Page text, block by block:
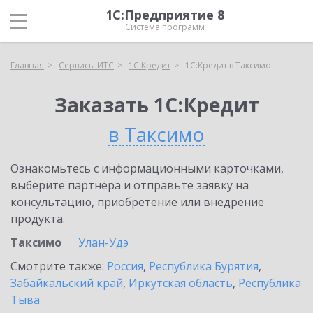
1С:Предприятие 8
Система программ
Главная Сервисы ИТС 1С:Кредит 1С:Кредит в Таксимо
Заказать 1С:Кредит
в Таксимо
Ознакомьтесь с информационными карточками,
выберите партнёра и отправьте заявку на
консультацию, приобретение или внедрение
продукта.
Таксимо
Улан-Удэ
Смотрите также: Россия, Республика Бурятия,
Забайкальский край, Иркутская область, Республика
Тыва